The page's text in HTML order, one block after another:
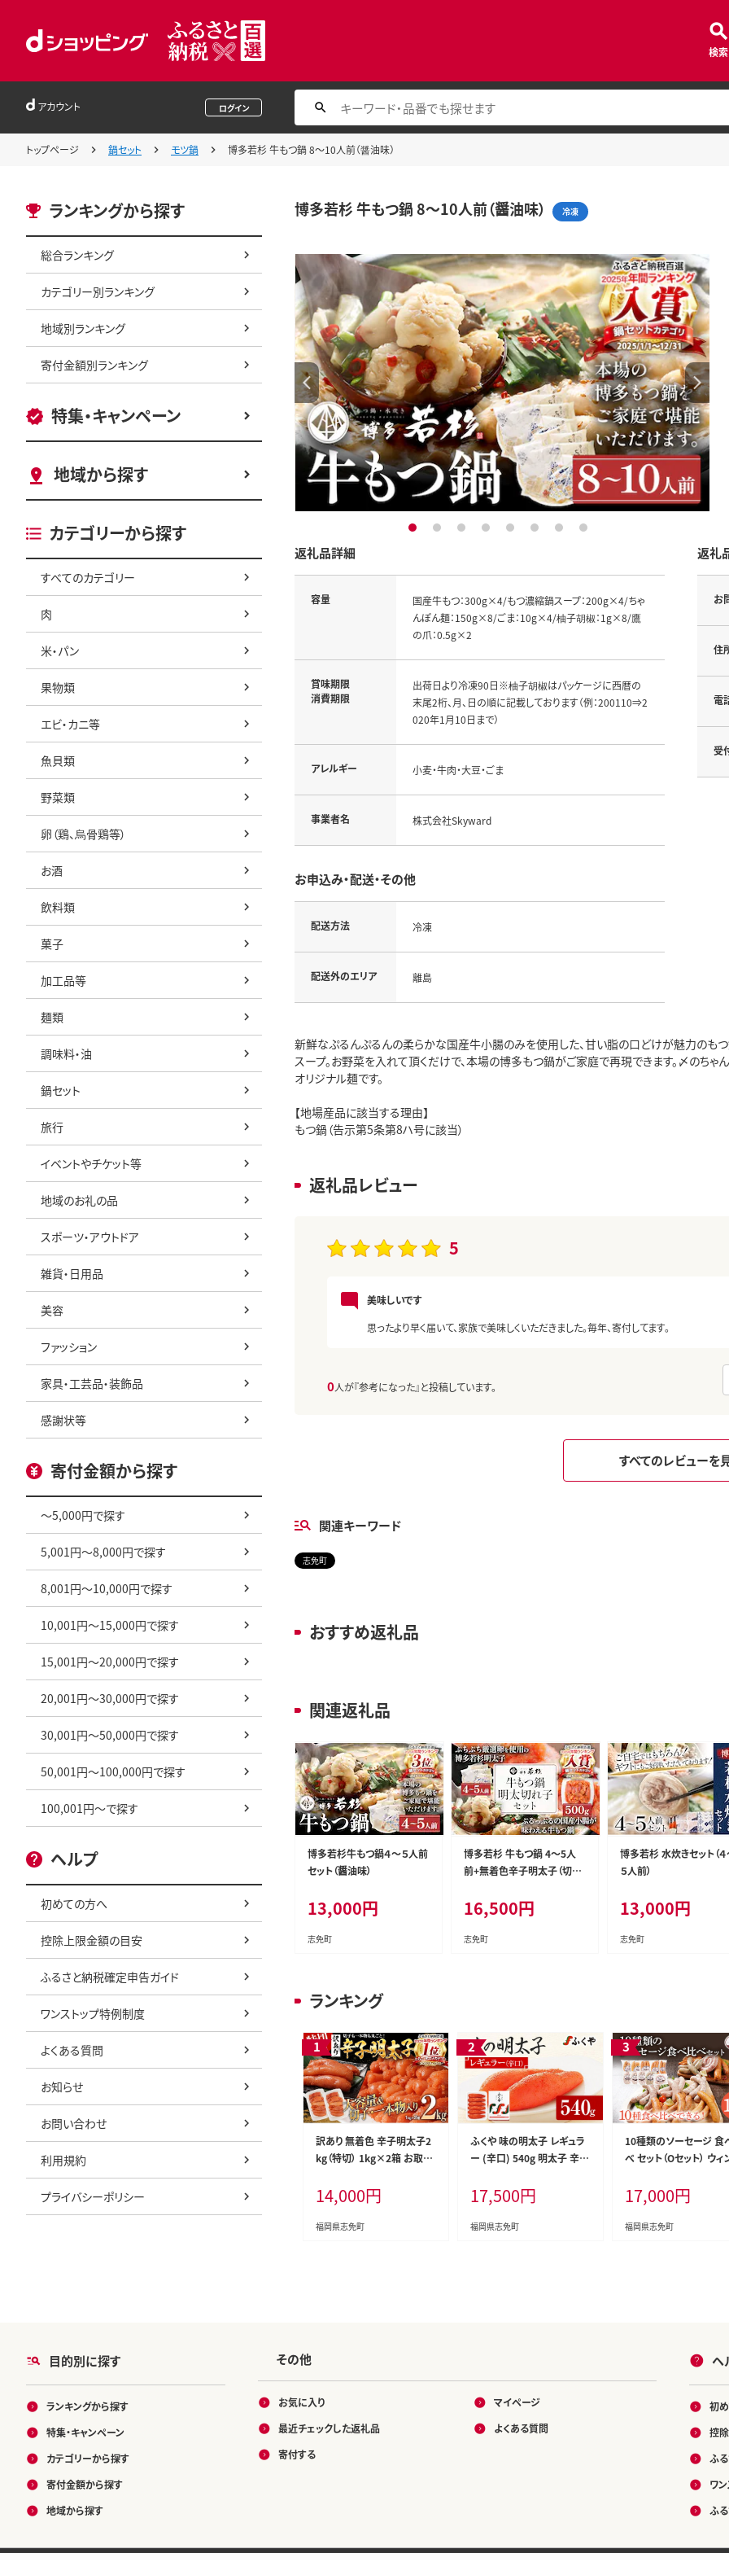
検索
アカウント ログイン
トップページ 鍋セット モツ鍋 博多若杉 牛もつ鍋 8～10人前（醤油味）
ランキングから探す
総合ランキング
カテゴリー別ランキング
地域別ランキング
寄付金額別ランキング
特集・キャンペーン
地域から探す
カテゴリーから探す
すべてのカテゴリー
肉
米・パン
果物類
エビ・カニ等
魚貝類
野菜類
卵（鶏、烏骨鶏等）
お酒
飲料類
菓子
加工品等
麺類
調味料・油
鍋セット
旅行
イベントやチケット等
地域のお礼の品
スポーツ・アウトドア
雑貨・日用品
美容
ファッション
家具・工芸品・装飾品
感謝状等
寄付金額から探す
～5,000円で探す
5,001円～8,000円で探す
8,001円～10,000円で探す
10,001円～15,000円で探す
15,001円～20,000円で探す
20,001円～30,000円で探す
30,001円～50,000円で探す
50,001円～100,000円で探す
100,001円～で探す
ヘルプ
初めての方へ
控除上限金額の目安
ふるさと納税確定申告ガイド
ワンストップ特例制度
よくある質問
お知らせ
お問い合わせ
利用規約
プライバシーポリシー
博多若杉 牛もつ鍋 8～10人前（醤油味） 冷凍
1 2 3 4 5 6 7 8
返礼品詳細
容量
国産牛もつ：300g×4/もつ濃縮鍋スープ：200g×4/ちゃ
んぽん麺：150g×8/ごま：10g×4/柚子胡椒：1g×8/鷹
の爪：0.5g×2
賞味期限
消費期限
出荷日より冷凍90日※柚子胡椒はパッケージに西暦の
末尾2桁、月、日の順に記載しております（例：200110⇒2
020年1月10日まで）
アレルギー 小麦・牛肉・大豆・ごま
事業者名 株式会社Skyward
お申込み・配送・その他
配送方法 冷凍
配送外のエリア 離島
返礼
お
住
電
受
新鮮なぷるんぷるんの柔らかな国産牛小腸のみを使用した、甘い脂の口どけが魅力のも
スープ。お野菜を入れて頂くだけで、本場の博多もつ鍋がご家庭で再現できます。〆のち
オリジナル麺です。
【地場産品に該当する理由】
もつ鍋（告示第5条第8ハ号に該当）
返礼品レビュー
5
美味しいです
思ったより早く届いて、家族で美味しくいただきました。毎年、寄付してます。
0人が『参考になった』と投稿しています。
すべてのレビューを
関連キーワード
志免町
おすすめ返礼品
関連返礼品
博多若杉牛もつ鍋４～５人前
セット（醤油味）
13,000円
志免町
博多若杉 牛もつ鍋 4～5人
前+無着色辛子明太子（切れ
16,500円
志免町
博多若杉 水炊きセット（
５人前）
13,000円
志免町
ランキング
訳あり 無着色 辛子明太子2
kg（特切） 1kg×2箱 お取り
あり 切れ子 切子 めんたいこ
お取り寄せグルメ 博多 福岡
お土産 ギフト 海鮮 業務用
14,000円
福岡県志免町
ふくや 味の明太子 レギュラ
ー (辛口) 540g 明太子 辛子
送料無料
17,500円
福岡県志免町
10種類のソーセージ 食
べ セット（Oセット） ウィ
セット 食べ比べ 詰め合
福岡県 志免町
17,000円
福岡県志免町
目的別に探す
ランキングから探す
特集・キャンペーン
カテゴリーから探す
寄付金額から探す
地域から探す
その他
お気に入り
最近チェックした返礼品
寄付する
マイページ
よくある質問
ヘ
初
控
ふ
ワ
ふる